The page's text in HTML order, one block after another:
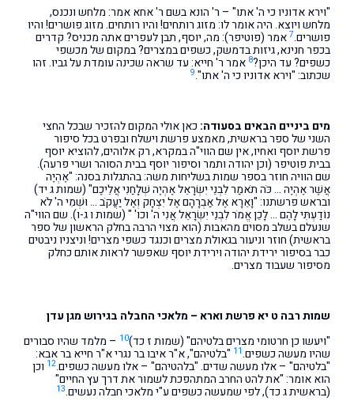
"וירא אדוניו כי ה' אתו" – ר' הונא בשם ר' אחא אמר: מלחש ונכנס,
מלחש ויוצא. היה אומר לו: מזוג רותחים! והיו רותחים. מזוג פושרים! והיו
פושרים.7 אמר (פוטיפר): מה, יוסף, תבן לעפרים אתה מכניס? קדרים
בכפר חנינא, גיזות בדמשק, כשפים במצרים? במקום של מכשפי
כשפים? עד היכן?8 אמר ר' חייא: עד שראה שכינה עומדת על גביו. זהו
שכתוב: "וירא אדוניו כי ה' אתו".9
מים ביניים הבאים בסעודה: כאן אולי המקום להזכיר שבכל החצי
השני של ספר בראשית, מאמצע פרשת וישלח ובפרט בכל סיפור
פרשת יוסף ואחיו, אין שם הווי"ה במקרא, רק אלוהים, להוציא יוסף
בבית פוטיפר (וכן יהודה ותמר וסיפור יוסף בבית הסוהר ושרי פרעה).
שם הוויה חוזר בספר שמות בשליחות משה: בהתגלות בסנה: "אֶהְיֶה
אֲשֶׁר אֶהְיֶה … כֹּה תֹאמַר לִבְנֵי יִשְׂרָאֵל אֶהְיֶה שְׁלָחַנִי אֲלֵיכֶם" (שמות ג יד)
ובראש פרשתנו: "וָאֵרָא אֶל אַבְרָהָם אֶל יִצְחָק וְאֶל יַעֲקֹב … וּשְׁמִי ה' לֹא
נוֹדַעְתִּי לָהֶם … לָכֵן אֱמֹר לִבְנֵי יִשְׂרָאֵל אֲנִי ה' וכו' " (שמות ו ג-ו). שם הווי"ה
שנעלם בשלב מסוים מהאבות (הוא מצוי הרבה בחלק הראשון של ספר
בראשית) חוזר וניעור בגאולת מצרים וכנגד כשפי מצרים! וניצניו ניבטים
כבר בסיפור ירידת יהודה וירידת יוסף שאפשר לראות אותם כחלק
מסיפור שעבוד מצרים.
שמות רבה ט יא פרשת וארא – מלאכי החבלה בגירוש מגן עדן
"ויעשו כן חרטומי מצרים בלטיהם" (שמות ז כד)10 – מלמד שהיו סבורים
שהיו מעשה כשפים.11 "בלטיהם", א"ר איבו בר נגרי א"ר חייא בר אבא:
"בלטיהם" – אלו מעשה שדים. "בלהטיהם" – אלו מעשה כשפים.12 וכן
הוא אומר: "את להט החרב המתהפכת לשמור את דרך עץ החיים"
(בראשית ג כד), לפי שמעשה כשפים ע"י מלאכי חבלה נעשים.13